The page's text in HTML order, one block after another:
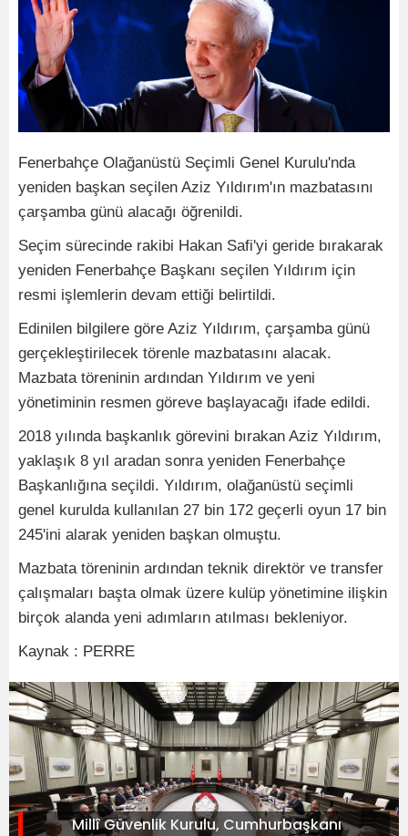
Fenerbahçe Olağanüstü Seçimli Genel Kurulu'nda
yeniden başkan seçilen Aziz Yıldırım'ın mazbatasını
çarşamba günü alacağı öğrenildi.
Seçim sürecinde rakibi Hakan Safi'yi geride bırakarak
yeniden Fenerbahçe Başkanı seçilen Yıldırım için
resmi işlemlerin devam ettiği belirtildi.
Edinilen bilgilere göre Aziz Yıldırım, çarşamba günü
gerçekleştirilecek törenle mazbatasını alacak.
Mazbata töreninin ardından Yıldırım ve yeni
yönetiminin resmen göreve başlayacağı ifade edildi.
2018 yılında başkanlık görevini bırakan Aziz Yıldırım,
yaklaşık 8 yıl aradan sonra yeniden Fenerbahçe
Başkanlığına seçildi. Yıldırım, olağanüstü seçimli
genel kurulda kullanılan 27 bin 172 geçerli oyun 17 bin
245'ini alarak yeniden başkan olmuştu.
Mazbata töreninin ardından teknik direktör ve transfer
çalışmaları başta olmak üzere kulüp yönetimine ilişkin
birçok alanda yeni adımların atılması bekleniyor.
Kaynak : PERRE
Millî Güvenlik Kurulu, Cumhurbaşkanı